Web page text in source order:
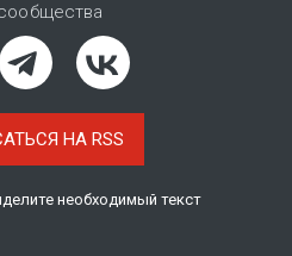
НА RSS
необходимый текст